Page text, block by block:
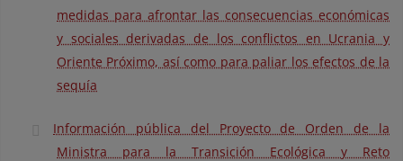
medidas para afrontar las consecuencias económicas
y sociales derivadas de los conflictos en Ucrania y
Oriente Próximo, así como para paliar los efectos de la
sequía
Información pública del Proyecto de Orden de la
Ministra para la Transición Ecológica y Reto